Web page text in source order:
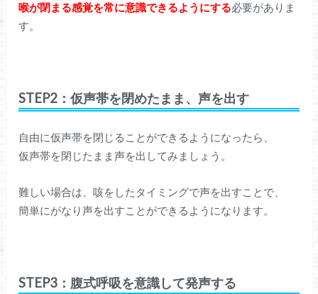
喉が閉まる感覚を常に意識できるようにする必要がありま
す。
STEP2：仮声帯を閉めたまま、声を出す
自由に仮声帯を閉じることができるようになったら、
仮声帯を閉じたまま声を出してみましょう。
難しい場合は、咳をしたタイミングで声を出すことで、
簡単にがなり声を出すことができるようになります。
STEP3：腹式呼吸を意識して発声する